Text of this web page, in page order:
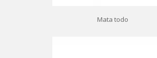
Mata todo